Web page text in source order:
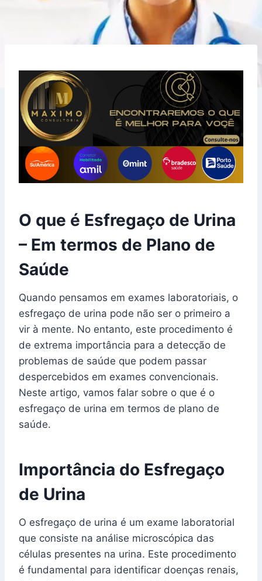
O que é Esfregaço de Urina
– Em termos de Plano de
Saúde
Quando pensamos em exames laboratoriais, o
esfregaço de urina pode não ser o primeiro a
vir à mente. No entanto, este procedimento é
de extrema importância para a detecção de
problemas de saúde que podem passar
despercebidos em exames convencionais.
Neste artigo, vamos falar sobre o que é o
esfregaço de urina em termos de plano de
saúde.
Importância do Esfregaço
de Urina
O esfregaço de urina é um exame laboratorial
que consiste na análise microscópica das
células presentes na urina. Este procedimento
é fundamental para identificar doenças renais,